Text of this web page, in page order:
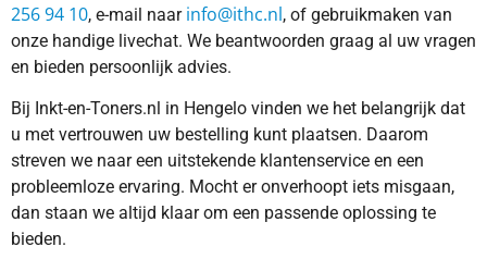
256 94 10, e-mail naar info@ithc.nl, of gebruikmaken van
onze handige livechat. We beantwoorden graag al uw vragen
en bieden persoonlijk advies.
Bij Inkt-en-Toners.nl in Hengelo vinden we het belangrijk dat
u met vertrouwen uw bestelling kunt plaatsen. Daarom
streven we naar een uitstekende klantenservice en een
probleemloze ervaring. Mocht er onverhoopt iets misgaan,
dan staan we altijd klaar om een passende oplossing te
bieden.